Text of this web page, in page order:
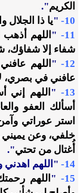
الكريم".
10-
"يا ذا
11-
" اللهم
شفاء إلا شفاؤك،
12-
" اللهم
عافني في بصري،
13-
" اللهم إني
أسألك العفو
استر عوراتي
خلفي، وعن
أُغتال من تحتي".
14-
" اللهم
15-
" اللهم